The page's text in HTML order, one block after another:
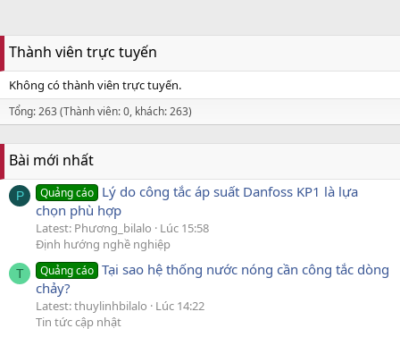
Thành viên trực tuyến
Không có thành viên trực tuyến.
Tổng: 263 (Thành viên: 0, khách: 263)
Bài mới nhất
P Quảng cáo Lý do công tắc áp suất Danfoss KP1 là lựa
chọn phù hợp
Latest: Phương_bilalo
Lúc 15:58
Định hướng nghề nghiệp
T Quảng cáo Tại sao hệ thống nước nóng cần công tắc dòng
chảy?
Latest: thuylinhbilalo
Lúc 14:22
Tin tức cập nhật